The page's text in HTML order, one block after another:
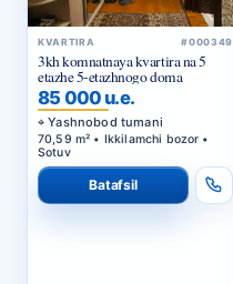
KVARTIRA #000349
3kh komnatnaya kvartira na 5
etazhe 5-etazhnogo doma
85 000 u.e.
Yashnobod tumani
70,59 m² • Ikkilamchi bozor •
Sotuv
Batafsil